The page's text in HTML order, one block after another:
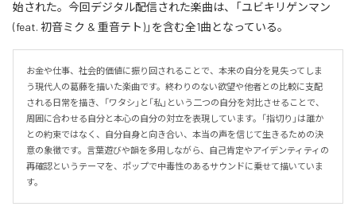
始された。今回デジタル配信された楽曲は、「ユビキリゲンマン
(feat. 初音ミク & 重音テト)」を含む全1曲となっている。
お金や仕事、社会的価値に振り回されることで、本来の自分を見失ってしま
う現代人の葛藤を描いた楽曲です。終わりのない欲望や他者との比較に支配
される日常を描き、「ワタシ」と「私」という二つの自分を対比させることで、
周囲に合わせる自分と本心の自分の対立を表現しています。「指切り」は誰か
との約束ではなく、自分自身と向き合い、本当の声を信じて生きるための決
意の象徴です。言葉遊びや韻を多用しながら、自己肯定やアイデンティティの
再確認というテーマを、ポップで中毒性のあるサウンドに乗せて描いていま
す。